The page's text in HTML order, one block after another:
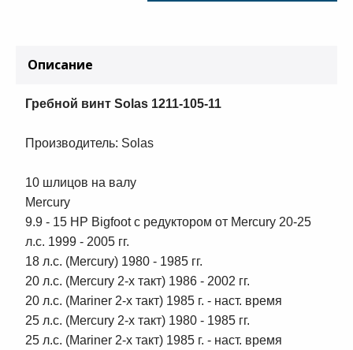
Описание
Гребной винт Solas 1211-105-11
Производитель: Solas
10 шлицов на валу
Mercury
9.9 - 15 HP Bigfoot с редуктором от Mercury 20-25
л.с. 1999 - 2005 гг.
18 л.с. (Mercury) 1980 - 1985 гг.
20 л.с. (Mercury 2-х такт) 1986 - 2002 гг.
20 л.с. (Mariner 2-х такт) 1985 г. - наст. время
25 л.с. (Mercury 2-х такт) 1980 - 1985 гг.
25 л.с. (Mariner 2-х такт) 1985 г. - наст. время